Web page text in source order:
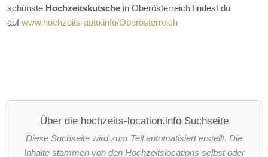
schönste Hochzeitskutsche in Oberösterreich findest du
aufwww.hochzeits-auto.info/Oberösterreich
Über die hochzeits-location.info Suchseite
Diese Suchseite wird zum Teil automatisiert erstellt. Die
Inhalte stammen von den Hochzeitslocations selbst oder